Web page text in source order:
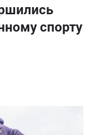
спорту